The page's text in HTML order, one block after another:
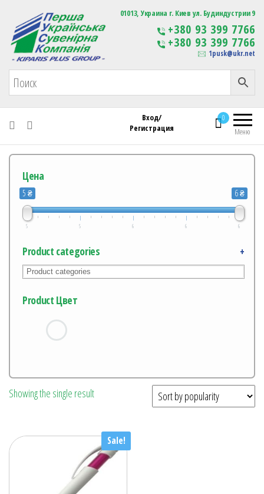
Первая Украинская Сувенирная Компания Изготовление
сувенирной продукции
с логотипом
01013, Украина г. Киев ул. Будиндустрии 9
+380 93 399 7766
+380 93 399 7766
1pusk@ukr.net
Меню
0
Вход/
Регистрация
Цена
5 ₴ 6 ₴
5 5 6 6 6
Product categories +
Product Цвет
Showing the single result
Sale!